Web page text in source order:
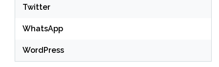
Twitter
WhatsApp
WordPress